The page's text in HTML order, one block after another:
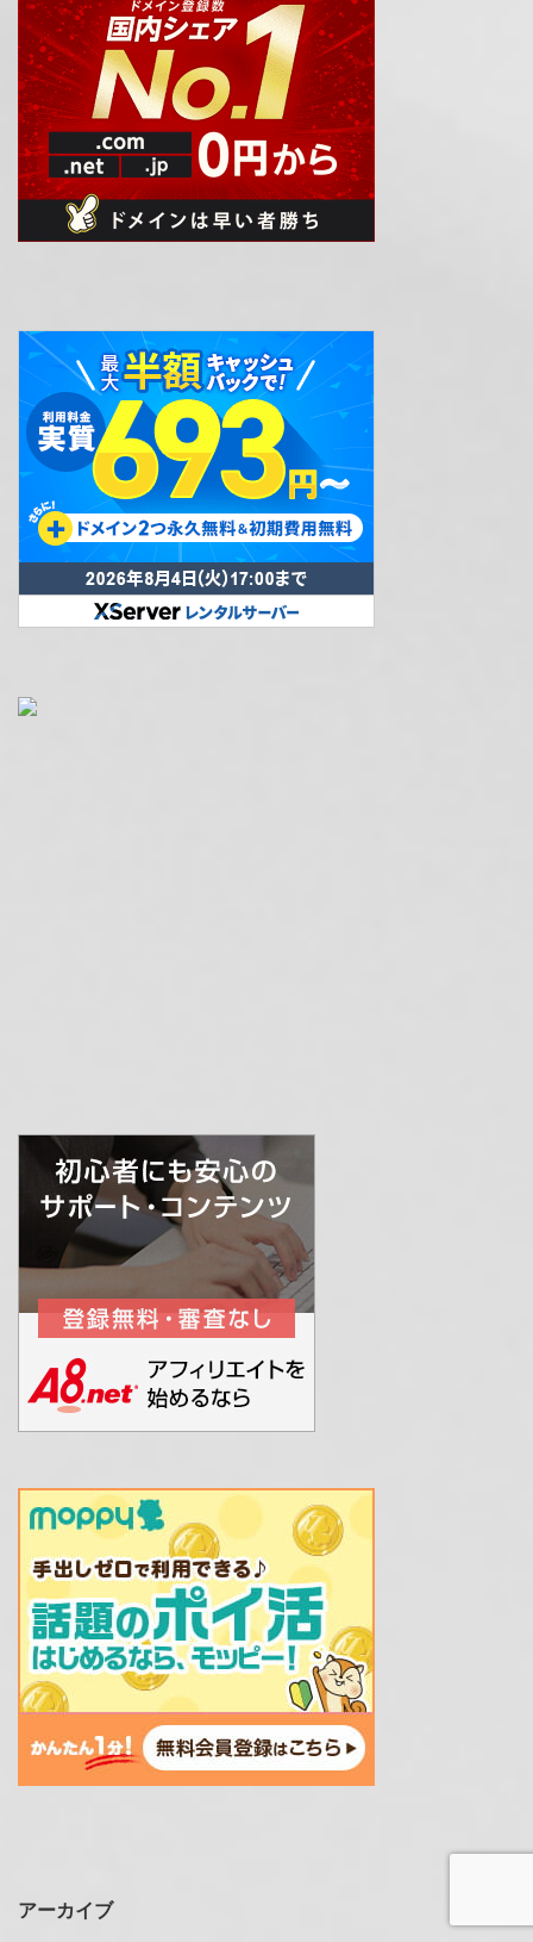
アーカイブ